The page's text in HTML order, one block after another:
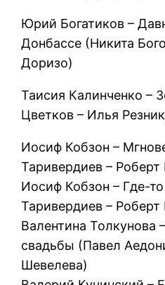
Юрий Богатиков –
Донбассе (Никита
Доризо)
Таисия Калинченко –
Цветков – Илья
Иосиф Кобзон –
Таривердиев –
Иосиф Кобзон – Где-
Таривердиев –
Валентина Толкунова
свадьбы (Павел
Шевелева)